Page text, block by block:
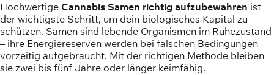
Hochwertige Cannabis Samen richtig aufzubewahren ist
der wichtigste Schritt, um dein biologisches Kapital zu
schützen. Samen sind lebende Organismen im Ruhezustand
– ihre Energiereserven werden bei falschen Bedingungen
vorzeitig aufgebraucht. Mit der richtigen Methode bleiben
sie zwei bis fünf Jahre oder länger keimfähig.